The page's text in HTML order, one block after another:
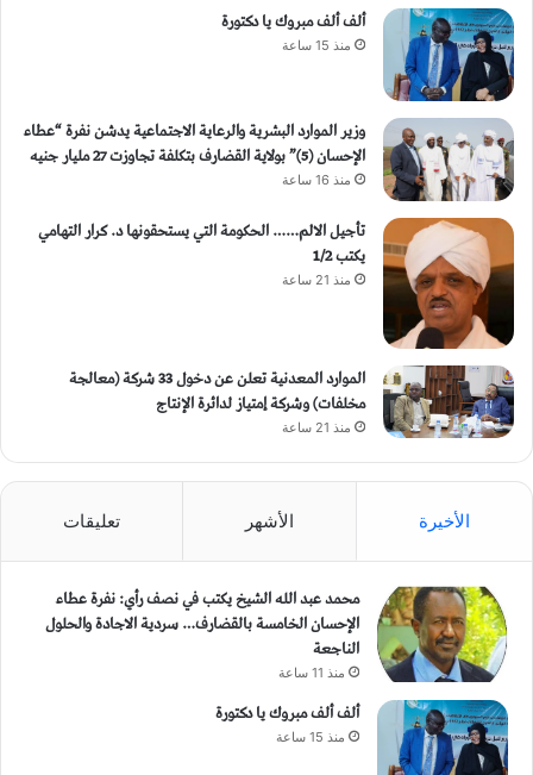
ألف ألف مبروك يا دكتورة
منذ 15 ساعة
وزير الموارد البشرية والرعاية الاجتماعية يدشن نفرة “عطاء
الإحسان (5)” بولاية القضارف بتكلفة تجاوزت 27 مليار جنيه
منذ 16 ساعة
تأجيل الالم…… الحكومة التي يستحقونها د. كرار التهامي
يكتب 1/2
منذ 21 ساعة
الموارد المعدنية تعلن عن دخول 33 شركة (معالجة
مخلفات) وشركة إمتياز لدائرة الإنتاج
منذ 21 ساعة
الأخيرة الأشهر تعليقات
محمد عبد الله الشيخ يكتب في نصف رأي: نفرة عطاء
الإحسان الخامسة بالقضارف… سردية الاجادة والحلول
الناجعة
منذ 11 ساعة
ألف ألف مبروك يا دكتورة
منذ 15 ساعة